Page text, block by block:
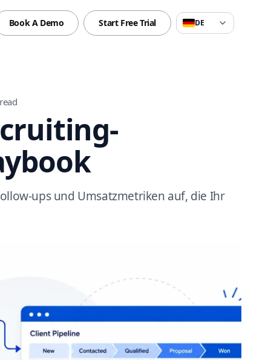
Book A Demo Start Free Trial DE
ups und Umsatzmetriken auf, die Ihr